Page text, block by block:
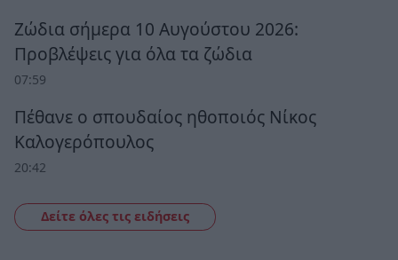
Ζώδια σήμερα 10 Αυγούστου 2026:
Προβλέψεις για όλα τα ζώδια
07:59
Πέθανε ο σπουδαίος ηθοποιός Νίκος
Καλογερόπουλος
20:42
Δείτε όλες τις ειδήσεις